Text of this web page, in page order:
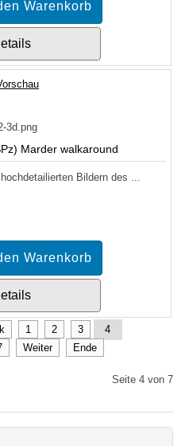
Marder walkaround
Bildern des ...
1 2 3
4
Weiter Ende
Seite 4 von 7